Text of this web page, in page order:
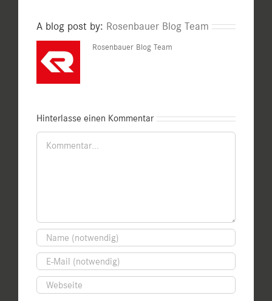
A blog post by: Rosenbauer Blog Team
Rosenbauer Blog Team
Hinterlasse einen Kommentar
Kommentar